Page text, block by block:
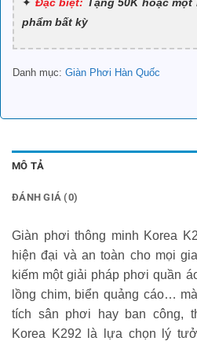
Đặc biệt: Tặng 50K hoặc
phẩm bất kỳ
Danh mục: Giàn Phơi Hàn Quốc
MÔ TẢ
ĐÁNH GIÁ (0)
Giàn phơi thông minh Korea
hiện đại và an toàn cho mọi
kiếm một giải pháp phơi quần
lồng chim, biển quảng cáo…
tích sân phơi hay ban công,
Korea K292 là lựa chọn lý